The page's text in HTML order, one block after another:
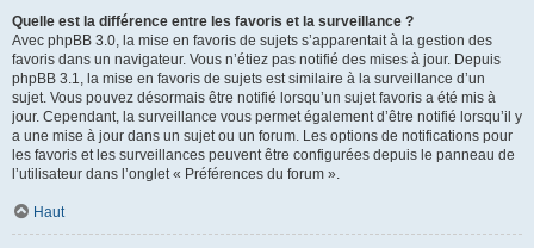
Quelle est la différence entre les favoris et la surveillance ?
Avec phpBB 3.0, la mise en favoris de sujets s’apparentait à la gestion des
favoris dans un navigateur. Vous n’étiez pas notifié des mises à jour. Depuis
phpBB 3.1, la mise en favoris de sujets est similaire à la surveillance d’un
sujet. Vous pouvez désormais être notifié lorsqu’un sujet favoris a été mis à
jour. Cependant, la surveillance vous permet également d’être notifié lorsqu’il y
a une mise à jour dans un sujet ou un forum. Les options de notifications pour
les favoris et les surveillances peuvent être configurées depuis le panneau de
l’utilisateur dans l’onglet « Préférences du forum ».
Haut